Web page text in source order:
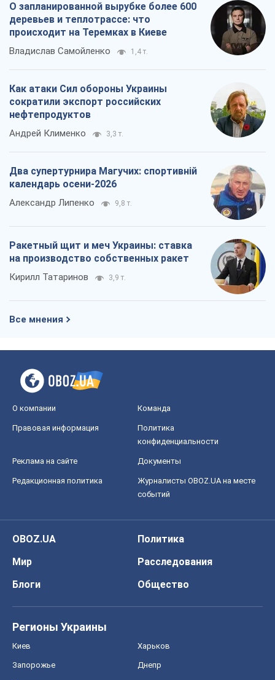
О запланированной вырубке более 600
деревьев и теплотрассе: что
происходит на Теремках в Киеве
Владислав Самойленко 1,4 т.
Как атаки Сил обороны Украины
сократили экспорт российских
нефтепродуктов
Андрей Клименко 3,3 т.
Два супертурнира Магучих: спортивній
календарь осени-2026
Александр Липенко 9,8 т.
Ракетный щит и меч Украины: ставка
на производство собственных ракет
Кирилл Татаринов 3,9 т.
Все мнения
О компании Команда
Правовая информация
Политика
конфиденциальности
Реклама на сайте Документы
Редакционная политика
Журналисты OBOZ.UA на месте
событий
OBOZ.UA
Политика
Мир
Расследования
Блоги
Общество
Регионы Украины
Киев Харьков
Запорожье Днепр